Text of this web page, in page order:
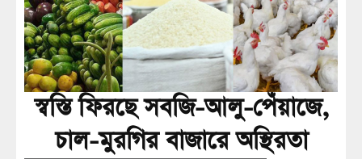
স্বস্তি ফিরছে সবজি-আলু-পেঁয়াজে,
চাল-মুরগির বাজারে অস্থিরতা